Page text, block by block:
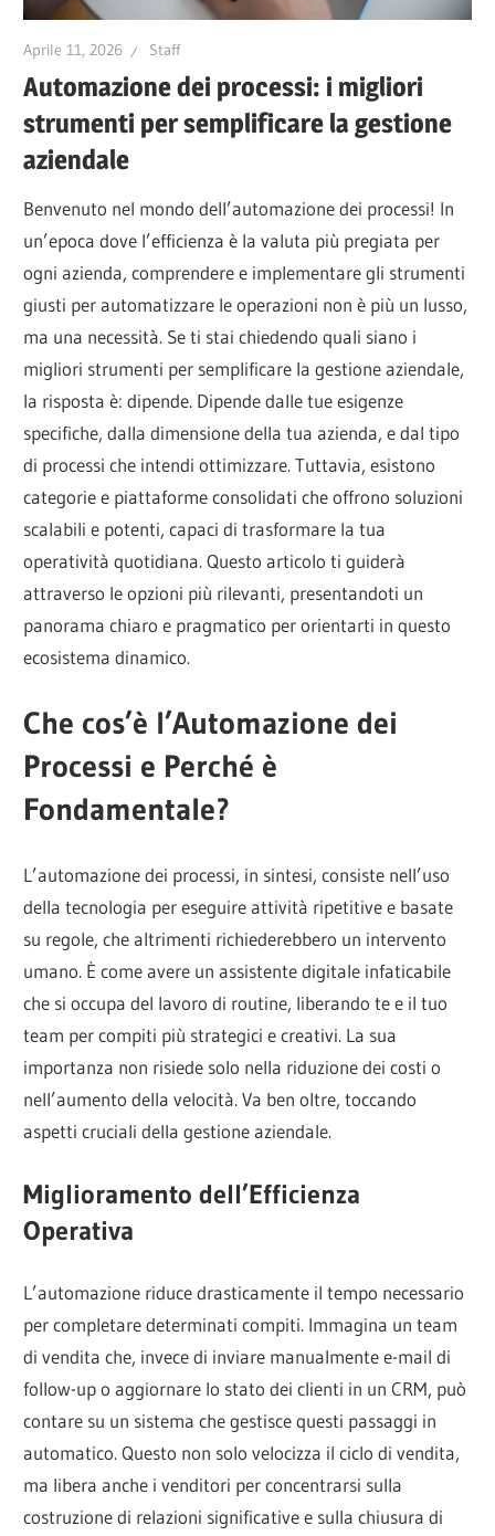
Aprile 11, 2026 Staff
Automazione dei processi: i migliori
strumenti per semplificare la gestione
aziendale
Benvenuto nel mondo dell’automazione dei processi! In
un’epoca dove l’efficienza è la valuta più pregiata per
ogni azienda, comprendere e implementare gli strumenti
giusti per automatizzare le operazioni non è più un lusso,
ma una necessità. Se ti stai chiedendo quali siano i
migliori strumenti per semplificare la gestione aziendale,
la risposta è: dipende. Dipende dalle tue esigenze
specifiche, dalla dimensione della tua azienda, e dal tipo
di processi che intendi ottimizzare. Tuttavia, esistono
categorie e piattaforme consolidati che offrono soluzioni
scalabili e potenti, capaci di trasformare la tua
operatività quotidiana. Questo articolo ti guiderà
attraverso le opzioni più rilevanti, presentandoti un
panorama chiaro e pragmatico per orientarti in questo
ecosistema dinamico.
Che cos’è l’Automazione dei
Processi e Perché è
Fondamentale?
L’automazione dei processi, in sintesi, consiste nell’uso
della tecnologia per eseguire attività ripetitive e basate
su regole, che altrimenti richiederebbero un intervento
umano. È come avere un assistente digitale infaticabile
che si occupa del lavoro di routine, liberando te e il tuo
team per compiti più strategici e creativi. La sua
importanza non risiede solo nella riduzione dei costi o
nell’aumento della velocità. Va ben oltre, toccando
aspetti cruciali della gestione aziendale.
Miglioramento dell’Efficienza
Operativa
L’automazione riduce drasticamente il tempo necessario
per completare determinati compiti. Immagina un team
di vendita che, invece di inviare manualmente e-mail di
follow-up o aggiornare lo stato dei clienti in un CRM, può
contare su un sistema che gestisce questi passaggi in
automatico. Questo non solo velocizza il ciclo di vendita,
ma libera anche i venditori per concentrarsi sulla
costruzione di relazioni significative e sulla chiusura di